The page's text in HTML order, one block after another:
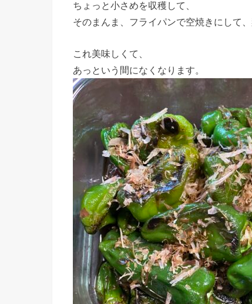
ちょっと小さめを収穫して、
そのまんま、フライパンで空焼きにして、
これ美味しくて、
あっという間になくなります。